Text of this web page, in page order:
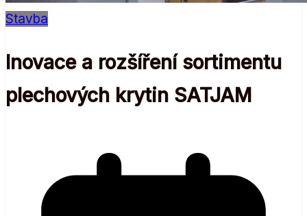
Stavba
Inovace a rozšíření sortimentu
plechových krytin SATJAM